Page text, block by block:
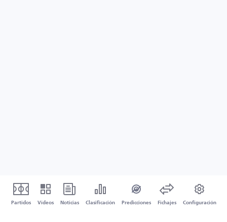
Partidos Vídeos Noticias Clasificación Predicciones Fichajes Configuración